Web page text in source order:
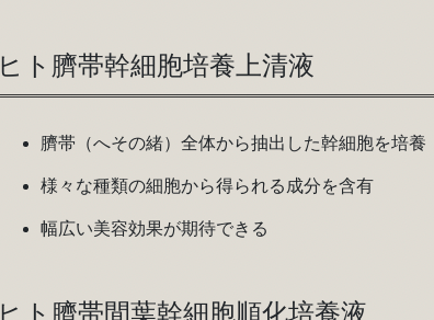
ヒト臍帯幹細胞培養上清液
臍帯（へその緒）全体から抽出した幹細胞を培養
様々な種類の細胞から得られる成分を含有
幅広い美容効果が期待できる
ヒト臍帯間葉幹細胞順化培養液